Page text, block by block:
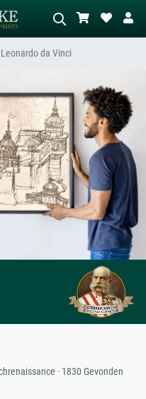
Beschrijf de scène – bijv. groene
abstract met veel rood, donker
olieverfschilderij, staand naakt naast
een boom.
Leonardo da Vinci
· 1830 Gevonden